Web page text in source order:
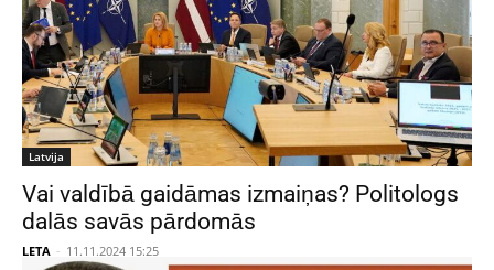
Latvija
Vai valdībā gaidāmas izmaiņas? Politologs
dalās savās pārdomās
LETA - 11.11.2024 15:25